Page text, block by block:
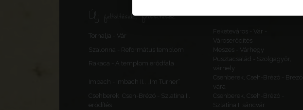
Új feltöltések, frissítések
Tornalja - Vár
Feketeváros - Vár -
Városerődítés
Szalonna - Református templom
Meszes - Várhegy
Rakaca - A templom erődfala
Pusztacsalád - Szolgagyőr,
várhely
Imbach - Imbach II., „Im Turner”
Csehberek, Cseh-Brézó - Brezó
vára
Csehberek, Cseh-Brézó - Szlatina II.
erődítés
Csehberek, Cseh-Brézó -
Szlatina I. sáncvár